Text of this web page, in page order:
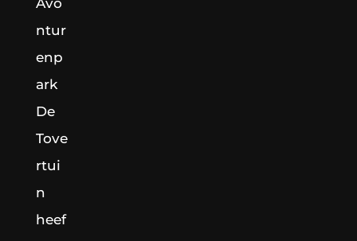
Avo
ntur
enp
ark
De
Tove
rtui
n
heef